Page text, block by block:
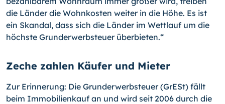
die Länder die Wohnkosten weiter in die Höhe. Es ist
ein Skandal, dass sich die Länder im Wettlauf um die
höchste Grunderwerbsteuer überbieten.“
Zeche zahlen Käufer und Mieter
Zur Erinnerung: Die Grunderwerbsteuer (GrESt) fällt
beim Immobilienkauf an und wird seit 2006 durch die